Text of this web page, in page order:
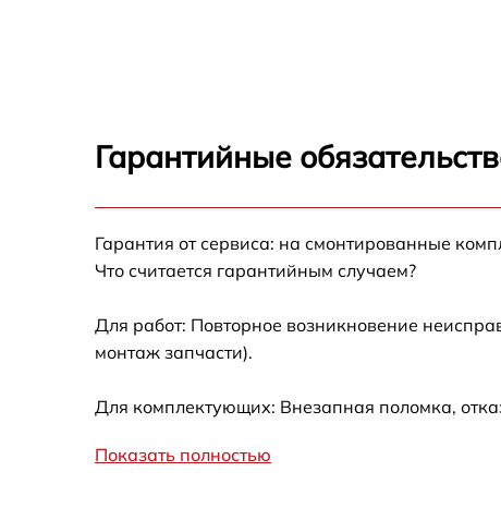
Замена электросхемы Leran SBS 505 BG
Устранение засора трубопровода Leran SBS
Ремонт датчика морозильного отделения
Гарантийные
Гарантия от сервиса: на смонтированные
Что считается гарантийным случаем?
Для работ: Повторное возникновение
монтаж запчасти).
Для комплектующих: Внезапная поломка,
Показать полностью